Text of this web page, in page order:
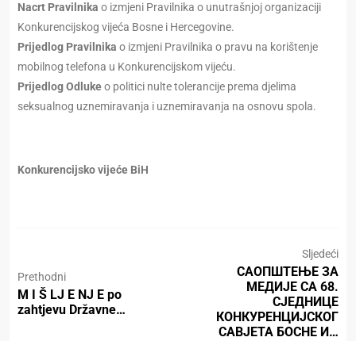
Nacrt Pravilnika o izmjeni Pravilnika o unutrašnjoj organizaciji
Konkurencijskog vijeća Bosne i Hercegovine.
Prijedlog Pravilnika o izmjeni Pravilnika o pravu na korištenje
mobilnog telefona u Konkurencijskom vijeću.
Prijedlog Odlukeo politici nulte tolerancije prema djelima
seksualnog uznemiravanja i uznemiravanja na osnovu spola.
Konkurencijsko vijeće BiH
Prethodni
M I Š LJ E NJ E po
zahtjevu Državne…
Sljedeći
САОПШТЕЊЕ ЗА
МЕДИЈЕ СА 68.
СЈЕДНИЦЕ
КОНКУРЕНЦИЈСКОГ
САВЈЕТА БОСНЕ И…